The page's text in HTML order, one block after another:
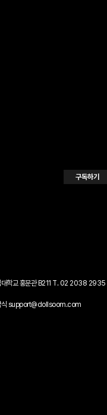
구독하기
대학교 홍문관 B211 T. 02 2038 2935
식 support@dollsoom.com